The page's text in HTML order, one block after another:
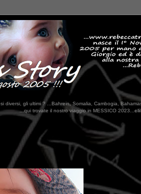
diversi, gli ultimi ? ...Bahrein, Somalia, Cambogia,
in MESSICO 2023...clikka qui !!!